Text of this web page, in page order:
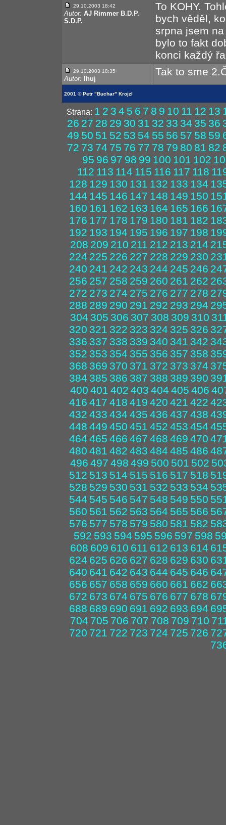
29.10.2003 18:42
Autor: AJ Rimmer B.D.P.
S.D.P.
To KOHY.
bych věděl,
srpna jsem
bylo to fakt
konci každý
29.10.2003 18:35
Autor: Ihuj
Tak to sme
2001 © Petr "Buchar" Krojzl
Strana: 1 2 3 4 5 6 7 8 9 10 11 12 13
26 27 28 29 30 31 32 33 34 35 36
49 50 51 52 53 54 55 56 57 58 59
72 73 74 75 76 77 78 79 80 81 82
95 96 97 98 99 100 101 102
112 113 114 115 116 117 118
128 129 130 131 132 133 134
144 145 146 147 148 149 150
160 161 162 163 164 165 166
176 177 178 179 180 181 182
192 193 194 195 196 197 198
208 209 210 211 212 213 214
224 225 226 227 228 229 230
240 241 242 243 244 245 246
256 257 258 259 260 261 262
272 273 274 275 276 277 278
288 289 290 291 292 293 294
304 305 306 307 308 309 310
320 321 322 323 324 325 326
336 337 338 339 340 341 342
352 353 354 355 356 357 358
368 369 370 371 372 373 374
384 385 386 387 388 389 390
400 401 402 403 404 405 406
416 417 418 419 420 421 422
432 433 434 435 436 437 438
448 449 450 451 452 453 454
464 465 466 467 468 469 470
480 481 482 483 484 485 486
496 497 498 499 500 501 502
512 513 514 515 516 517 518
528 529 530 531 532 533 534
544 545 546 547 548 549 550
560 561 562 563 564 565 566
576 577 578 579 580 581 582
592 593 594 595 596 597 598
608 609 610 611 612 613 614
624 625 626 627 628 629 630
640 641 642 643 644 645 646
656 657 658 659 660 661 662
672 673 674 675 676 677 678
688 689 690 691 692 693 694
704 705 706 707 708 709 710
720 721 722 723 724 725 726